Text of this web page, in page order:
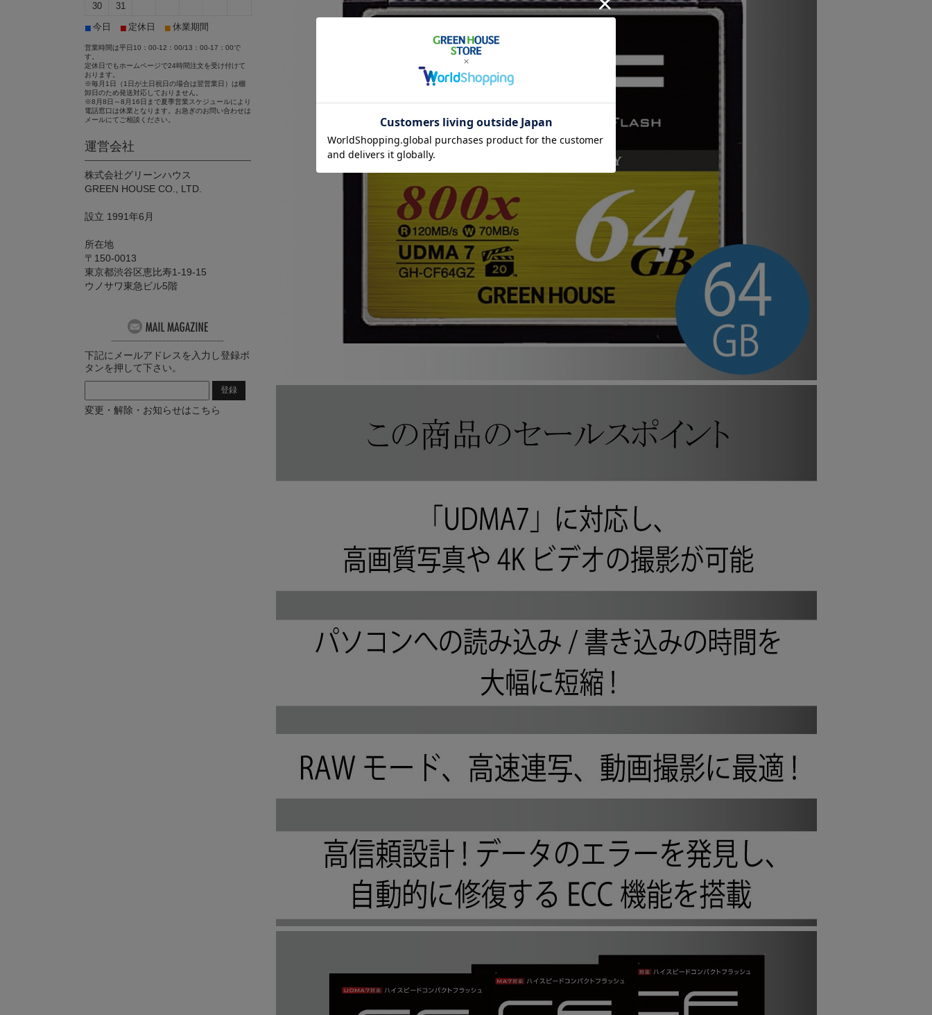
30
31
■ 今日 ■ 定休日 ■ 休業期間
営業時間は平日10：00-12：00/13：00-17：00で
す。
定休日でもホームページで24時間注文を受け付けて
おります。
※毎月1日（1日が土日祝日の場合は翌営業日）は棚
卸日のため発送対応しておりません。
※8月8日～8月16日まで夏季営業スケジュールにより
電話窓口は休業となります。お急ぎのお問い合わせは
メールにてご相談ください。
運営会社
株式会社グリーンハウス
GREEN HOUSE CO., LTD.
設立 1991年6月
所在地
〒150-0013
東京都渋谷区恵比寿1-19-15
ウノサワ東急ビル5階
下記にメールアドレスを入力し登録ボ
タンを押して下さい。
変更・解除・お知らせはこちら